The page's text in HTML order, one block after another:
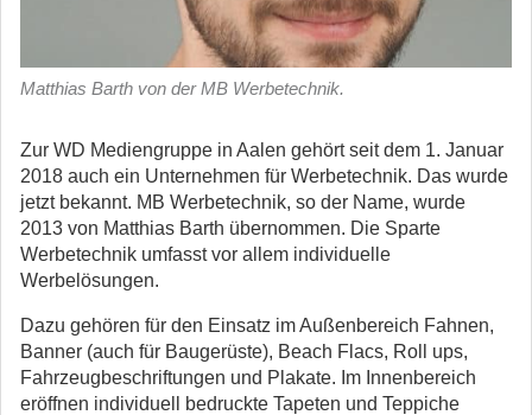
Matthias Barth von der MB Werbetechnik.
Zur WD Mediengruppe in Aalen gehört seit dem 1. Januar
2018 auch ein Unternehmen für Werbetechnik. Das wurde
jetzt bekannt. MB Werbetechnik, so der Name, wurde
2013 von Matthias Barth übernommen. Die Sparte
Werbetechnik umfasst vor allem individuelle
Werbelösungen.
Dazu gehören für den Einsatz im Außenbereich Fahnen,
Banner (auch für Baugerüste), Beach Flacs, Roll ups,
Fahrzeugbeschriftungen und Plakate. Im Innenbereich
eröffnen individuell bedruckte Tapeten und Teppiche